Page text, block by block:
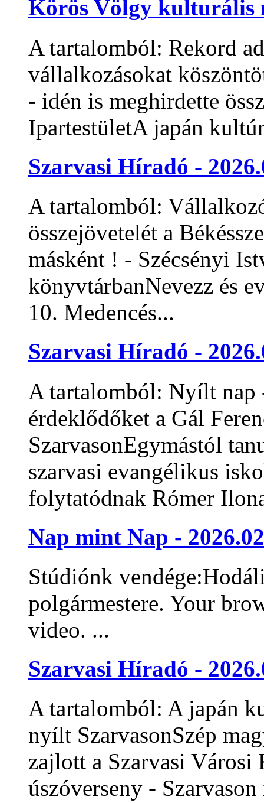
Körös Völgy kulturális
A tartalomból: Rekord
vállalkozásokat
- idén is meghirdette
IpartestületA japán
Szarvasi Híradó -
A tartalomból:
összejövetelét a
másként ! - Szécsényi
könyvtárbanNevezz és
10. Medencés...
Szarvasi Híradó -
A tartalomból: Nyílt nap
érdeklődőket a Gál
SzarvasonEgymástól
szarvasi evangélikus
folytatódnak Rómer
Nap mint Nap -
Stúdiónk
polgármestere. Your
video. ...
Szarvasi Híradó -
A tartalomból: A japán
nyílt SzarvasonSzép
zajlott a Szarvasi Városi
úszóverseny -